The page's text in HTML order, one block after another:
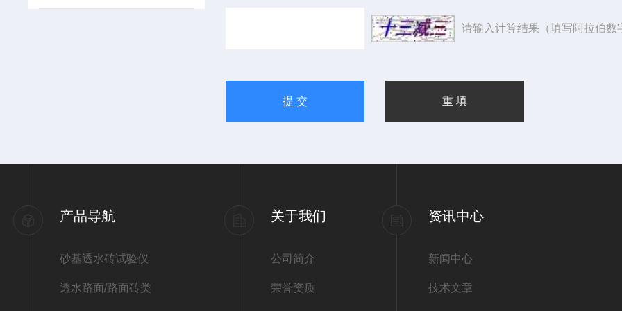
请输入计算结果（填写阿拉伯数
产品导航
砂基透水砖试验仪
透水路面/路面砖类
关于我们
公司简介
荣誉资质
资讯中心
新闻中心
技术文章